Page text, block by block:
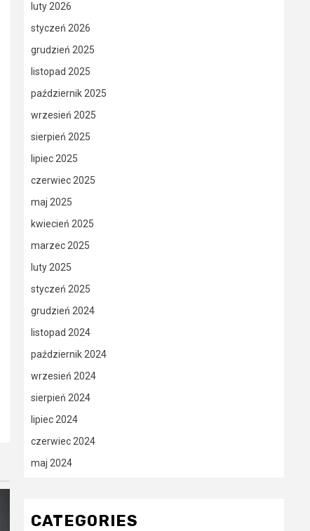
luty 2026
styczeń 2026
grudzień 2025
listopad 2025
październik 2025
wrzesień 2025
sierpień 2025
lipiec 2025
czerwiec 2025
maj 2025
kwiecień 2025
marzec 2025
luty 2025
styczeń 2025
grudzień 2024
listopad 2024
październik 2024
wrzesień 2024
sierpień 2024
lipiec 2024
czerwiec 2024
maj 2024
CATEGORIES